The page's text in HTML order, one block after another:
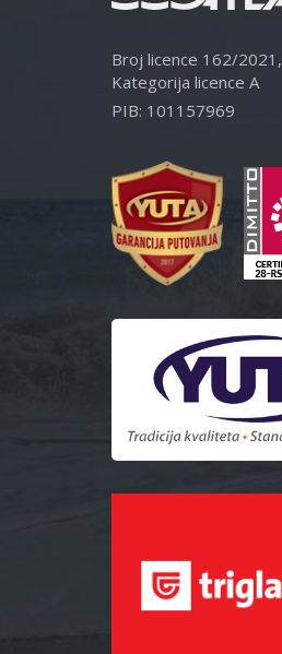
Broj licence 162/2021,
Kategorija licence A
PIB: 101157969